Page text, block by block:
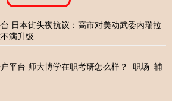
日本街头夜抗议：高市对美动武委内瑞拉
满升级
平台 师大博学在职考研怎么样？_职场_辅